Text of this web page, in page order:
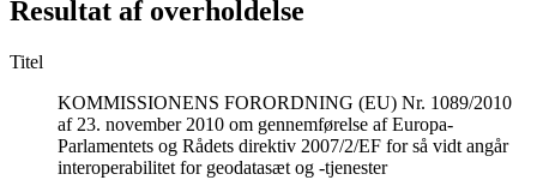
Resultat af overholdelse
Titel
KOMMISSIONENS FORORDNING (EU) Nr. 1089/2010
af 23. november 2010 om gennemførelse af Europa-
Parlamentets og Rådets direktiv 2007/2/EF for så vidt angår
interoperabilitet for geodatasæt og -tjenester